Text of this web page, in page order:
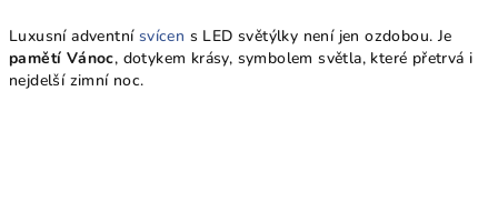
Luxusní adventní svícen s LED světýlky není jen ozdobou. Je
pamětí Vánoc, dotykem krásy, symbolem světla, které přetrvá i
nejdelší zimní noc.